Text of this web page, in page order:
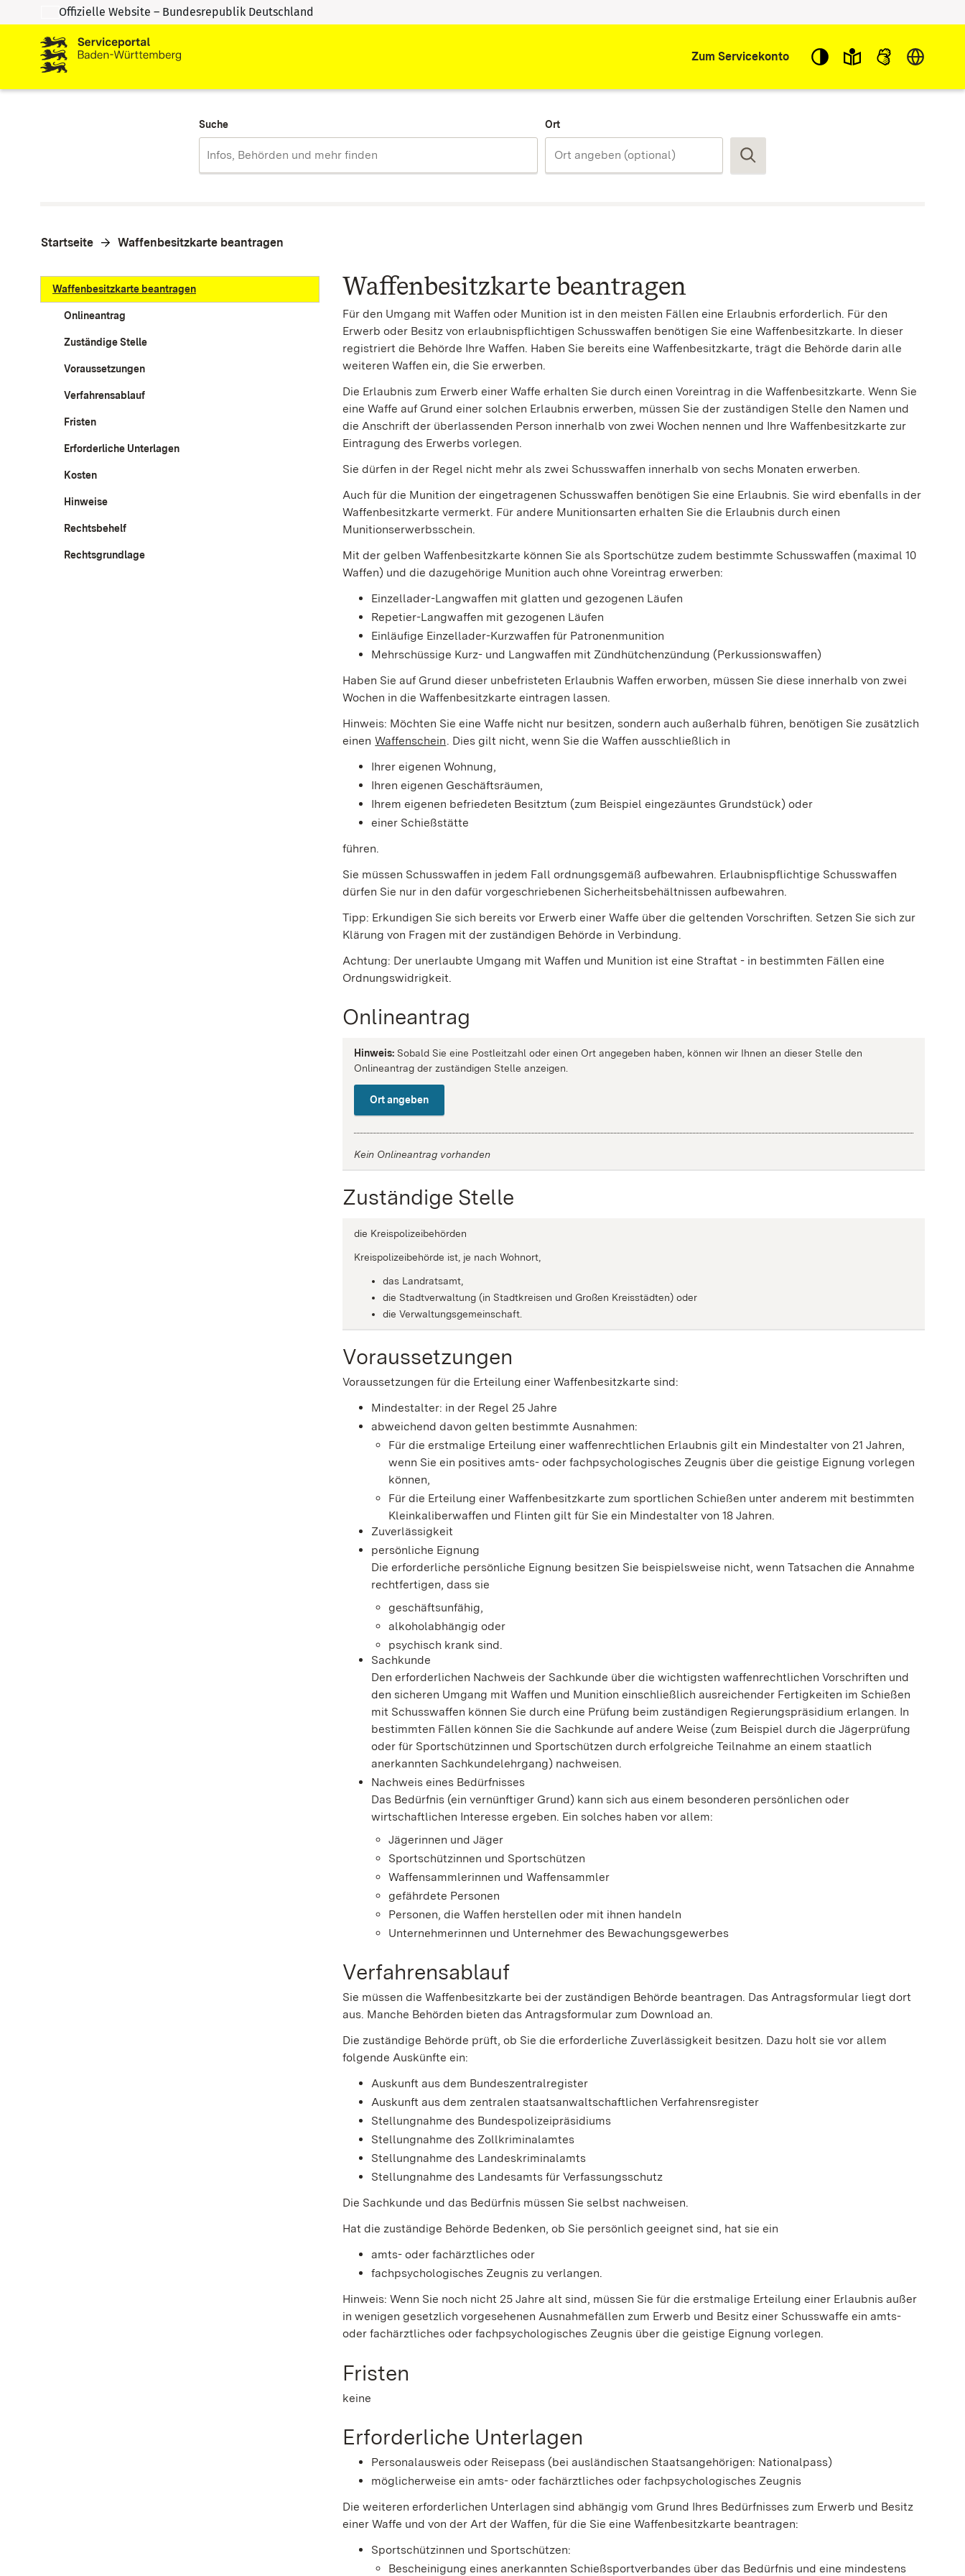
Zum Inhalt springen
Zur Suche springen
Offizielle Website – Bundesrepublik Deutschland
Zum Servicekonto Sprache
Suche Ort
Suchen
Startseite Waffenbesitzkarte beantragen
Waffenbesitzkarte beantragen
Onlineantrag
Zuständige Stelle
Voraussetzungen
Verfahrensablauf
Fristen
Erforderliche Unterlagen
Kosten
Hinweise
Rechtsbehelf
Rechtsgrundlage
Waffenbesitzkarte beantragen
Für den Umgang mit Waffen oder Munition ist in den meisten Fällen eine Erlaubnis erforderlich. Für den
Erwerb oder Besitz von erlaubnispflichtigen Schusswaffen benötigen Sie eine Waffenbesitzkarte. In dieser
registriert die Behörde Ihre Waffen. Haben Sie bereits eine Waffenbesitzkarte, trägt die Behörde darin alle
weiteren Waffen ein, die Sie erwerben.
Die Erlaubnis zum Erwerb einer Waffe erhalten Sie durch einen Voreintrag in die Waffenbesitzkarte. Wenn Sie
eine Waffe auf Grund einer solchen Erlaubnis erwerben, müssen Sie der zuständigen Stelle den Namen und
die Anschrift der überlassenden Person innerhalb von zwei Wochen nennen und Ihre Waffenbesitzkarte zur
Eintragung des Erwerbs vorlegen.
Sie dürfen in der Regel nicht mehr als zwei Schusswaffen innerhalb von sechs Monaten erwerben.
Auch für die Munition der eingetragenen Schusswaffen benötigen Sie eine Erlaubnis. Sie wird ebenfalls in der
Waffenbesitzkarte vermerkt. Für andere Munitionsarten erhalten Sie die Erlaubnis durch einen
Munitionserwerbsschein.
Mit der gelben Waffenbesitzkarte können Sie als Sportschütze zudem bestimmte Schusswaffen (maximal 10
Waffen) und die dazugehörige Munition auch ohne Voreintrag erwerben:
Einzellader-Langwaffen mit glatten und gezogenen Läufen
Repetier-Langwaffen mit gezogenen Läufen
Einläufige Einzellader-Kurzwaffen für Patronenmunition
Mehrschüssige Kurz- und Langwaffen mit Zündhütchenzündung (Perkussionswaffen)
Haben Sie auf Grund dieser unbefristeten Erlaubnis Waffen erworben, müssen Sie diese innerhalb von zwei
Wochen in die Waffenbesitzkarte eintragen lassen.
Hinweis: Möchten Sie eine Waffe nicht nur besitzen, sondern auch außerhalb führen, benötigen Sie zusätzlich
einen Waffenschein. Dies gilt nicht, wenn Sie die Waffen ausschließlich in
Ihrer eigenen Wohnung,
Ihren eigenen Geschäftsräumen,
Ihrem eigenen befriedeten Besitztum (zum Beispiel eingezäuntes Grundstück) oder
einer Schießstätte
führen.
Sie müssen Schusswaffen in jedem Fall ordnungsgemäß aufbewahren. Erlaubnispflichtige Schusswaffen
dürfen Sie nur in den dafür vorgeschriebenen Sicherheitsbehältnissen aufbewahren.
Tipp: Erkundigen Sie sich bereits vor Erwerb einer Waffe über die geltenden Vorschriften. Setzen Sie sich zur
Klärung von Fragen mit der zuständigen Behörde in Verbindung.
Achtung: Der unerlaubte Umgang mit Waffen und Munition ist eine Straftat - in bestimmten Fällen eine
Ordnungswidrigkeit.
Onlineantrag
Hinweis: Sobald Sie eine Postleitzahl oder einen Ort angegeben haben, können wir Ihnen an dieser Stelle den
Onlineantrag der zuständigen Stelle anzeigen.
Ort angeben
Kein Onlineantrag vorhanden
Zuständige Stelle
die Kreispolizeibehörden
Kreispolizeibehörde ist, je nach Wohnort,
das Landratsamt,
die Stadtverwaltung (in Stadtkreisen und Großen Kreisstädten) oder
die Verwaltungsgemeinschaft.
Voraussetzungen
Voraussetzungen für die Erteilung einer Waffenbesitzkarte sind:
Mindestalter: in der Regel 25 Jahre
abweichend davon gelten bestimmte Ausnahmen:
Für die erstmalige Erteilung einer waffenrechtlichen Erlaubnis gilt ein Mindestalter von 21 Jahren,
wenn Sie ein positives amts- oder fachpsychologisches Zeugnis über die geistige Eignung vorlegen
können,
Für die Erteilung einer Waffenbesitzkarte zum sportlichen Schießen unter anderem mit bestimmten
Kleinkaliberwaffen und Flinten gilt für Sie ein Mindestalter von 18 Jahren.
Zuverlässigkeit
persönliche Eignung
Die erforderliche persönliche Eignung besitzen Sie beispielsweise nicht, wenn Tatsachen die Annahme
rechtfertigen, dass sie
geschäftsunfähig,
alkoholabhängig oder
psychisch krank sind.
Sachkunde
Den erforderlichen Nachweis der Sachkunde über die wichtigsten waffenrechtlichen Vorschriften und
den sicheren Umgang mit Waffen und Munition einschließlich ausreichender Fertigkeiten im Schießen
mit Schusswaffen können Sie durch eine Prüfung beim zuständigen Regierungspräsidium erlangen. In
bestimmten Fällen können Sie die Sachkunde auf andere Weise (zum Beispiel durch die Jägerprüfung
oder für Sportschützinnen und Sportschützen durch erfolgreiche Teilnahme an einem staatlich
anerkannten Sachkundelehrgang) nachweisen.
Nachweis eines Bedürfnisses
Das Bedürfnis (ein vernünftiger Grund) kann sich aus einem besonderen persönlichen oder
wirtschaftlichen Interesse ergeben. Ein solches haben vor allem:
Jägerinnen und Jäger
Sportschützinnen und Sportschützen
Waffensammlerinnen und Waffensammler
gefährdete Personen
Personen, die Waffen herstellen oder mit ihnen handeln
Unternehmerinnen und Unternehmer des Bewachungsgewerbes
Verfahrensablauf
Sie müssen die Waffenbesitzkarte bei der zuständigen Behörde beantragen. Das Antragsformular liegt dort
aus. Manche Behörden bieten das Antragsformular zum Download an.
Die zuständige Behörde prüft, ob Sie die erforderliche Zuverlässigkeit besitzen. Dazu holt sie vor allem
folgende Auskünfte ein:
Auskunft aus dem Bundeszentralregister
Auskunft aus dem zentralen staatsanwaltschaftlichen Verfahrensregister
Stellungnahme des Bundespolizeipräsidiums
Stellungnahme des Zollkriminalamtes
Stellungnahme des Landeskriminalamts
Stellungnahme des Landesamts für Verfassungsschutz
Die Sachkunde und das Bedürfnis müssen Sie selbst nachweisen.
Hat die zuständige Behörde Bedenken, ob Sie persönlich geeignet sind, hat sie ein
amts- oder fachärztliches oder
fachpsychologisches Zeugnis zu verlangen.
Hinweis: Wenn Sie noch nicht 25 Jahre alt sind, müssen Sie für die erstmalige Erteilung einer Erlaubnis außer
in wenigen gesetzlich vorgesehenen Ausnahmefällen zum Erwerb und Besitz einer Schusswaffe ein amts-
oder fachärztliches oder fachpsychologisches Zeugnis über die geistige Eignung vorlegen.
Fristen
keine
Erforderliche Unterlagen
Personalausweis oder Reisepass (bei ausländischen Staatsangehörigen: Nationalpass)
möglicherweise ein amts- oder fachärztliches oder fachpsychologisches Zeugnis
Die weiteren erforderlichen Unterlagen sind abhängig vom Grund Ihres Bedürfnisses zum Erwerb und Besitz
einer Waffe und von der Art der Waffen, für die Sie eine Waffenbesitzkarte beantragen:
Sportschützinnen und Sportschützen:
Bescheinigung eines anerkannten Schießsportverbandes über das Bedürfnis und eine mindestens